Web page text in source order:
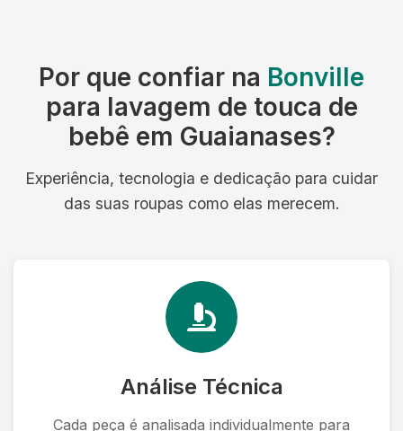
Por que confiar na Bonville
para lavagem de touca de
bebê em Guaianases?
Experiência, tecnologia e dedicação para cuidar
das suas roupas como elas merecem.
Análise Técnica
Cada peça é analisada individualmente para